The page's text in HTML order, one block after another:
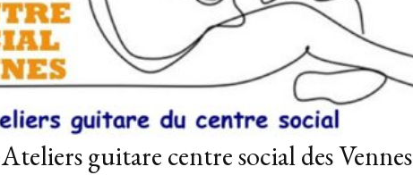
Ateliers guitare centre social des Vennes